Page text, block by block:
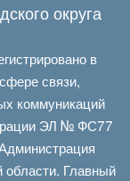
округа
в
связи,
коммуникаций
ЭЛ № ФС77
области. Главный